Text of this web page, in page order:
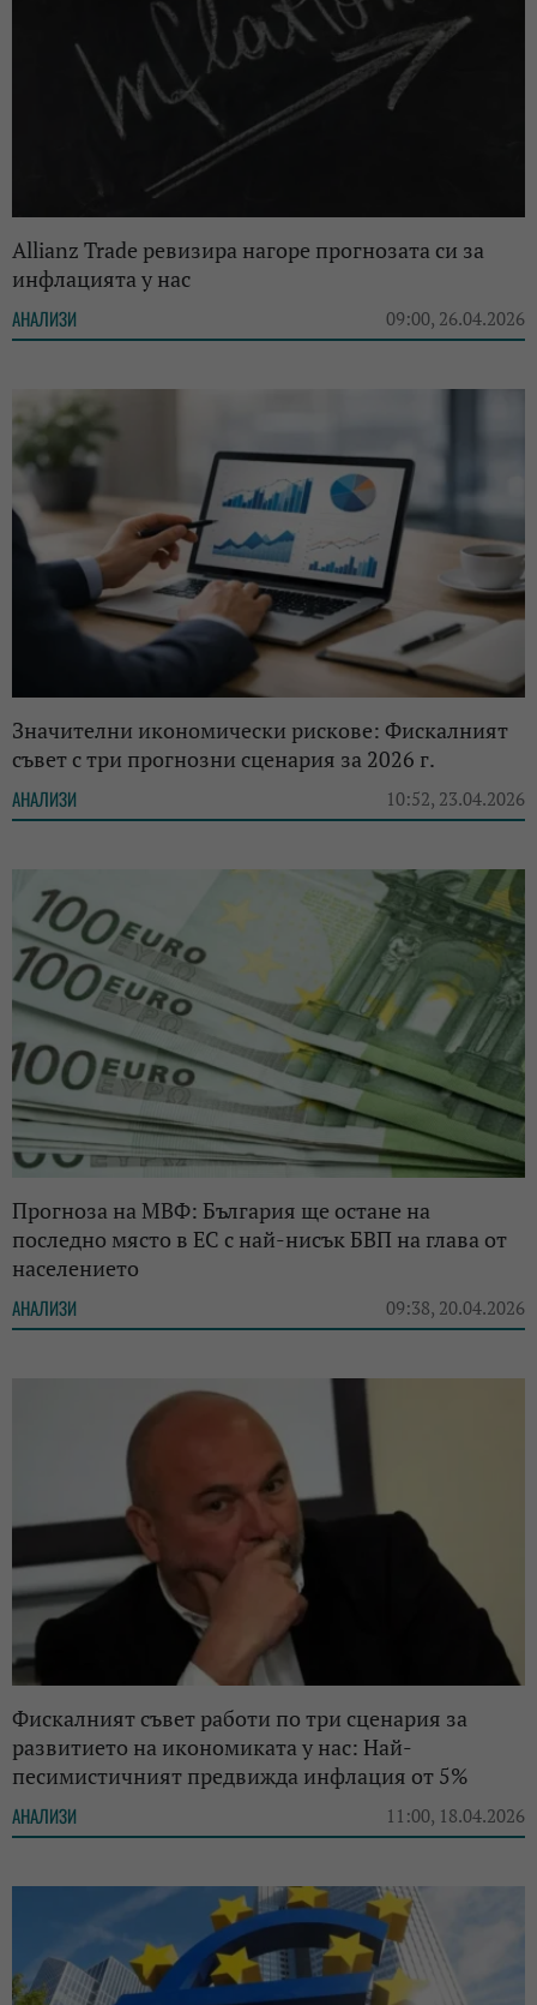
Allianz Trade ревизира нагоре прогнозата си за
инфлацията у нас
АНАЛИЗИ 09:00, 26.04.2026
Значителни икономически рискове: Фискалният
съвет с три прогнозни сценария за 2026 г.
АНАЛИЗИ 10:52, 23.04.2026
Прогноза на МВФ: България ще остане на
последно място в ЕС с най-нисък БВП на глава от
населението
АНАЛИЗИ 09:38, 20.04.2026
Фискалният съвет работи по три сценария за
развитието на икономиката у нас: Най-
песимистичният предвижда инфлация от 5%
АНАЛИЗИ 11:00, 18.04.2026